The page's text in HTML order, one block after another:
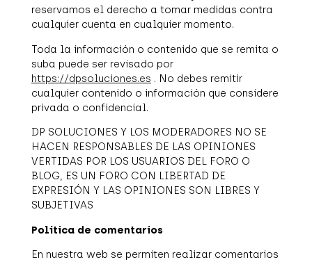
reservamos el derecho a tomar medidas contra
cualquier cuenta en cualquier momento.
Toda la información o contenido que se remita o
suba puede ser revisado por
https://dpsoluciones.es . No debes remitir
cualquier contenido o información que considere
privada o confidencial.
DP SOLUCIONES Y LOS MODERADORES NO SE
HACEN RESPONSABLES DE LAS OPINIONES
VERTIDAS POR LOS USUARIOS DEL FORO O
BLOG, ES UN FORO CON LIBERTAD DE
EXPRESIÓN Y LAS OPINIONES SON LIBRES Y
SUBJETIVAS
Política de comentarios
En nuestra web se permiten realizar comentarios